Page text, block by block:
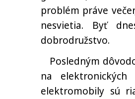
problém práve
nesvietia. Byť
dobrodružstvo.
Posledným
na
elektromobily sú